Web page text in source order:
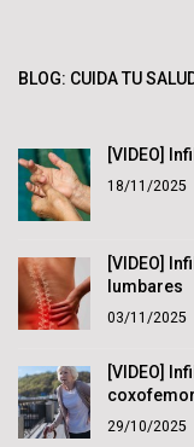
BLOG: CUIDA TU
[VIDEO]
18/11/2025
[VIDEO]
lumbares
03/11/2025
[VIDEO]
29/10/2025